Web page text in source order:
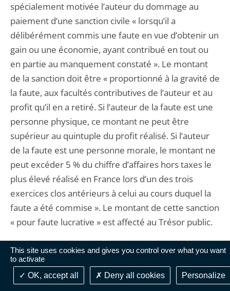
This site uses cookies and gives you control over what you want
to activate
OK, accept all
Deny all cookies Personalize
spécialement motivée l’auteur du dommage au
paiement d’une sanction civile « lorsqu’il a
délibérément commis une faute en vue d’obtenir un
gain ou une économie, ayant contribué en tout ou
en partie au manquement constaté ». Le montant
de la sanction doit être « proportionné à la gravité de
la faute, aux facultés contributives de l’auteur et au
profit qu’il en a retiré. Si l’auteur de la faute est une
personne physique, ce montant ne peut être
supérieur au quintuple du profit réalisé. Si l’auteur
de la faute est une personne morale, le montant ne
peut excéder 5 % du chiffre d’affaires hors taxes le
plus élevé réalisé en France lors d’un des trois
exercices clos antérieurs à celui au cours duquel la
faute a été commise ». Le montant de cette sanction
« pour faute lucrative » est affecté au Trésor public.
19. Inspirée du projet de réforme de la
responsabilité civile publié par le garde des sceaux,
ministre de la justice en mars 2017, elle est, selon